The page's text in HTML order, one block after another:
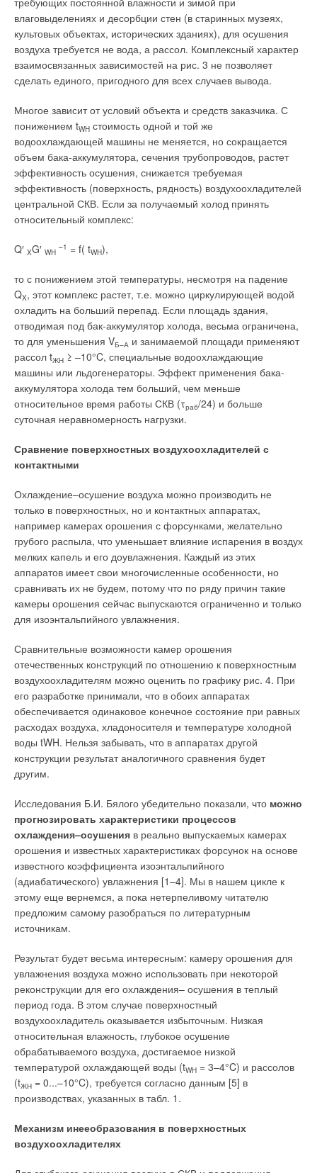
влаговыделениях и десорбции стен (в старинных музеях,
культовых объектах, исторических зданиях), для осушения
воздуха требуется не вода, а рассол. Комплексный характер
взаимосвязанных зависимостей на рис. 3 не позволяет
сделать единого, пригодного для всех случаев вывода.
Многое зависит от условий объекта и средств заказчика. С
понижением tWH стоимость одной и той же
водоохлаждающей машины не меняется, но сокращается
объем бака-аккумулятора, сечения трубопроводов, растет
эффективность осушения, снижается требуемая
эффективность (поверхность, рядность) воздухоохладителей
центральной СКВ. Если за получаемый холод принять
относительный комплекс:
Q′ XG′ WH
–1 = f( tWH),
то с понижением этой температуры, несмотря на падение
QX, этот комплекс растет, т.е. можно циркулирующей водой
охладить на больший перепад. Если площадь здания,
отводимая под бак-аккумулятор холода, весьма ограничена,
то для уменьшения VБ–А и занимаемой площади применяют
рассол tЖН ≥ –10°C, специальные водоохлаждающие
машины или льдогенераторы. Эффект применения бака-
аккумулятора холода тем больший, чем меньше
относительное время работы СКВ (τраб/24) и больше
суточная неравномерность нагрузки.
Сравнение поверхностных воздухоохладителей с
контактными
Охлаждение–осушение воздуха можно производить не
только в поверхностных, но и контактных аппаратах,
например камерах орошения с форсунками, желательно
грубого распыла, что уменьшает влияние испарения в воздух
мелких капель и его доувлажнения. Каждый из этих
аппаратов имеет свои многочисленные особенности, но
сравнивать их не будем, потому что по ряду причин такие
камеры орошения сейчас выпускаются ограниченно и только
для изоэнтальпийного увлажнения.
Сравнительные возможности камер орошения
отечественных конструкций по отношению к поверхностным
воздухоохладителям можно оценить по графику рис. 4. При
его разработке принимали, что в обоих аппаратах
обеспечивается одинаковое конечное состояние при равных
расходах воздуха, хладоносителя и температуре холодной
воды tWH. Нельзя забывать, что в аппаратах другой
конструкции результат аналогичного сравнения будет
другим.
Исследования Б.И. Бялого убедительно показали, что можно
прогнозировать характеристики процессов
охлаждения–осушения в реально выпускаемых камерах
орошения и известных характеристиках форсунок на основе
известного коэффициента изоэнтальпийного
(адиабатического) увлажнения [1–4]. Мы в нашем цикле к
этому еще вернемся, а пока нетерпеливому читателю
предложим самому разобраться по литературным
источникам.
Результат будет весьма интересным: камеру орошения для
увлажнения воздуха можно использовать при некоторой
реконструкции для его охлаждения– осушения в теплый
период года. В этом случае поверхностный
воздухоохладитель оказывается избыточным. Низкая
относительная влажность, глубокое осушение
обрабатываемого воздуха, достигаемое низкой
температурой охлаждающей воды (tWH = 3–4°C) и рассолов
(tЖН = 0...–10°C), требуется согласно данным [5] в
производствах, указанных в табл. 1.
Механизм инееобразования в поверхностных
воздухоохладителях